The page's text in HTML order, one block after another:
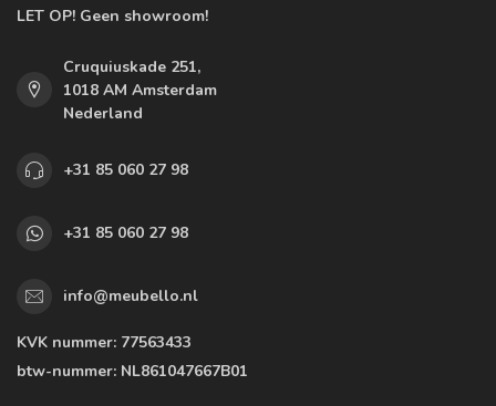
LET OP! Geen showroom!
Cruquiuskade 251,
1018 AM Amsterdam
Nederland
+31 85 060 27 98
+31 85 060 27 98
info@meubello.nl
KVK nummer: 77563433
btw-nummer: NL861047667B01